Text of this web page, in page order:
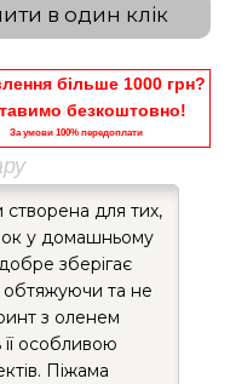
в один клік
більше 1000 грн?
безкоштовно!
За умови 100% передоплати
для тих,
у домашньому
зберігає
та не
з оленем
особливою
Піжама